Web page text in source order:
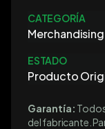
CATEGORÍA
Merchandising
ESTADO
Producto
Garantía:
del fabricante.